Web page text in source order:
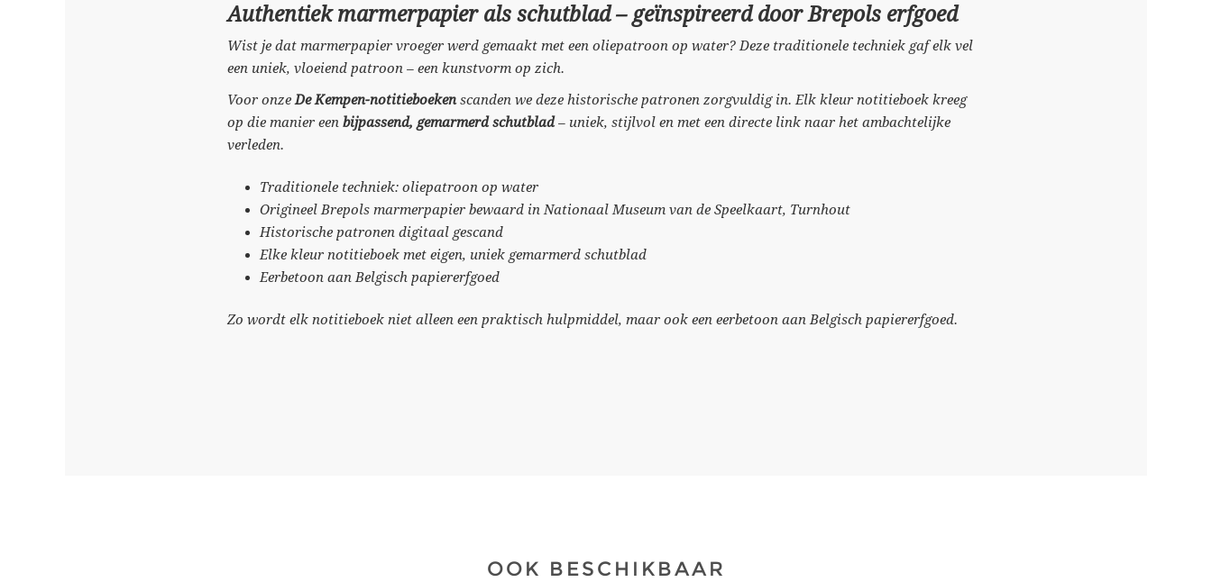
Authentiek marmerpapier als schutblad – geïnspireerd door Brepols erfgoed
Wist je dat marmerpapier vroeger werd gemaakt met een oliepatroon op water? Deze traditionele techniek gaf elk vel
een uniek, vloeiend patroon – een kunstvorm op zich.
Voor onzeDe Kempen-notitieboekenscanden we deze historische patronen zorgvuldig in. Elk kleur notitieboek kreeg
op die manier een bijpassend, gemarmerd schutblad– uniek, stijlvol en met een directe link naar het ambachtelijke
verleden.
Traditionele techniek: oliepatroon op water
Origineel Brepols marmerpapier bewaard in Nationaal Museum van de Speelkaart, Turnhout
Historische patronen digitaal gescand
Elke kleur notitieboek met eigen, uniek gemarmerd schutblad
Eerbetoon aan Belgisch papiererfgoed
Zo wordt elk notitieboek niet alleen een praktisch hulpmiddel, maar ook een eerbetoon aan Belgisch papiererfgoed.
OOK BESCHIKBAAR